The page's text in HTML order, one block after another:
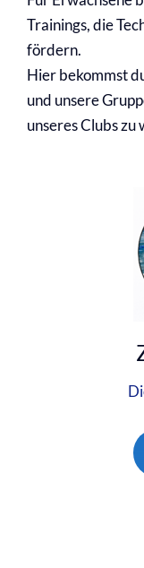
Trainings, die
fördern.
Hier bekommst
und unsere
unseres Clubs zu